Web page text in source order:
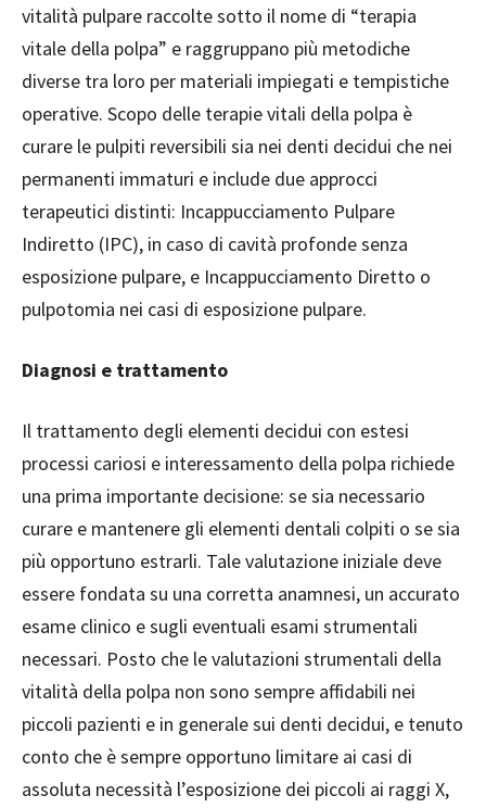
vitalità pulpare raccolte sotto il nome di “terapia
vitale della polpa” e raggruppano più metodiche
diverse tra loro per materiali impiegati e tempistiche
operative. Scopo delle terapie vitali della polpa è
curare le pulpiti reversibili sia nei denti decidui che nei
permanenti immaturi e include due approcci
terapeutici distinti: Incappucciamento Pulpare
Indiretto (IPC), in caso di cavità profonde senza
esposizione pulpare, e Incappucciamento Diretto o
pulpotomia nei casi di esposizione pulpare.
Diagnosi e trattamento
Il trattamento degli elementi decidui con estesi
processi cariosi e interessamento della polpa richiede
una prima importante decisione: se sia necessario
curare e mantenere gli elementi dentali colpiti o se sia
più opportuno estrarli. Tale valutazione iniziale deve
essere fondata su una corretta anamnesi, un accurato
esame clinico e sugli eventuali esami strumentali
necessari. Posto che le valutazioni strumentali della
vitalità della polpa non sono sempre affidabili nei
piccoli pazienti e in generale sui denti decidui, e tenuto
conto che è sempre opportuno limitare ai casi di
assoluta necessità l’esposizione dei piccoli ai raggi X,